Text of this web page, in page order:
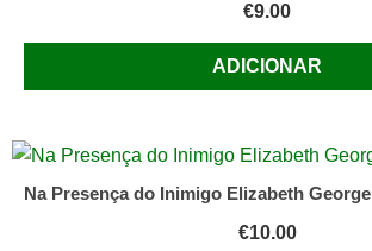
€9.00
ADICIONAR
Na Presença do Inimigo Elizabeth George
€10.00